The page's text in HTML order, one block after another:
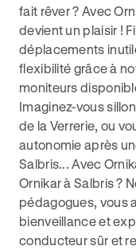
fait rêver ? Avec
devient un plaisir !
déplacements
flexibilité grâce à
moniteurs
Imaginez-vous
de la Verrerie, ou
autonomie après
Salbris... Avec
Ornikar à Salbris ?
pédagogues, vous
bienveillance et
conducteur sûr et